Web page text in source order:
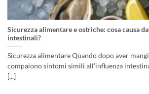
Sicurezza alimentare e ostriche: cosa causa
intestinali?
Sicurezza alimentare Quando dopo aver
compaiono sintomi simili all’influenza
[...]